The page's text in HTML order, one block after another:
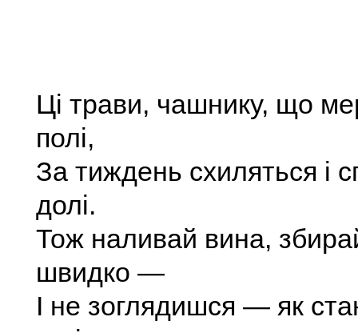
Ці трави, чашнику, що
полі,
За тиждень схиляться і
долі.
Тож наливай вина,
швидко —
I не зоглядишся — як